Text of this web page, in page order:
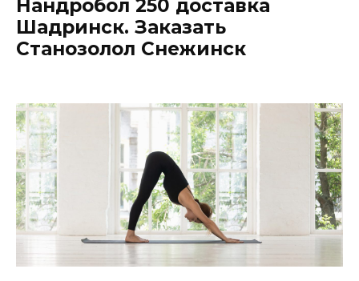
Нандробол 250 доставка
Шадринск. Заказать
Станозолол Снежинск